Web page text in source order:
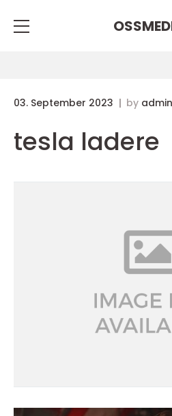
03. September 2023 by admin
tesla ladere